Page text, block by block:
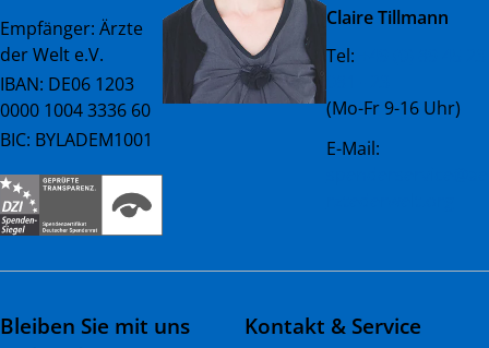
Empfänger: Ärzte
der Welt e.V.
IBAN: DE06 1203
0000 1004 3336 60
BIC: BYLADEM1001
Claire Tillmann
Tel:
(Mo-Fr 9-16 Uhr)
E-Mail:
Bleiben Sie mit uns
Kontakt & Service